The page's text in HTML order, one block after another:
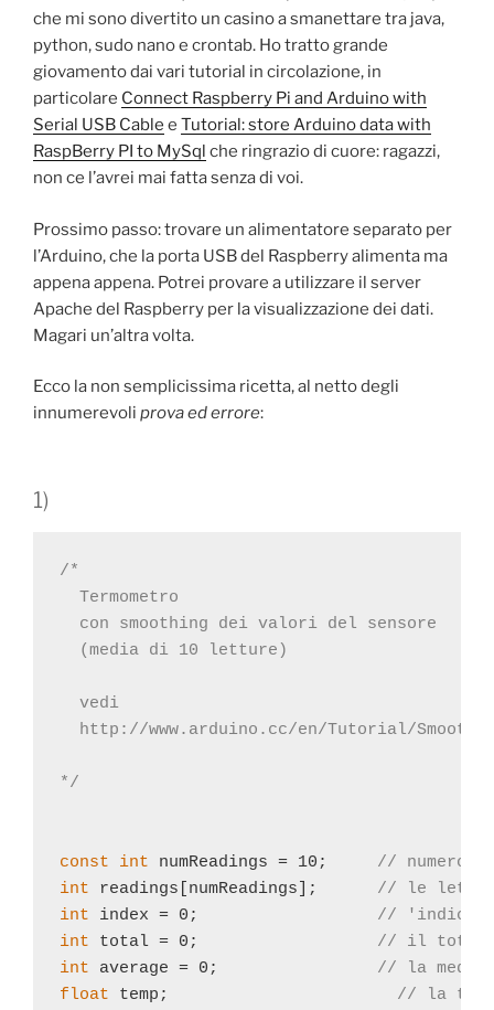
che mi sono divertito un casino a smanettare tra java,
python, sudo nano e crontab. Ho tratto grande
giovamento dai vari tutorial in circolazione, in
particolare Connect Raspberry Pi and Arduino with
Serial USB Cable e Tutorial: store Arduino data with
RaspBerry PI to MySql che ringrazio di cuore: ragazzi,
non ce l’avrei mai fatta senza di voi.
Prossimo passo: trovare un alimentatore separato per
l’Arduino, che la porta USB del Raspberry alimenta ma
appena appena. Potrei provare a utilizzare il server
Apache del Raspberry per la visualizzazione dei dati.
Magari un’altra volta.
Ecco la non semplicissima ricetta, al netto degli
innumerevoli prova ed errore:
1)
/*
Termometro
con smoothing dei valori del sensore
(media di 10 letture)
vedi
http://www.arduino.cc/en/Tutorial/
*/
const int numReadings = 10; // numero
int readings[numReadings]; // le letture
int index = 0; // 'indice
int total = 0; // il totale
int average = 0; // la media
float temp; // la